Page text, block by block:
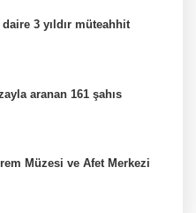
daire 3 yıldır müteahhit
aranan 161 şahıs
Müzesi ve Afet Merkezi